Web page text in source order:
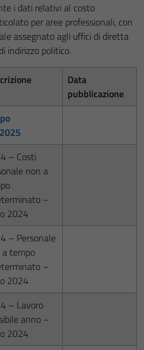
i dati relativi al costo
per aree professionali, con
assegnato agli uffici di diretta
indirizzo politico.
Data
pubblicazione
– Costi
non a
–
2024
– Personale
tempo
–
2024
– Lavoro
anno –
2024